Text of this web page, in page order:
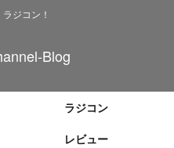
ジコン！
Blog
ラジコン
レビュー